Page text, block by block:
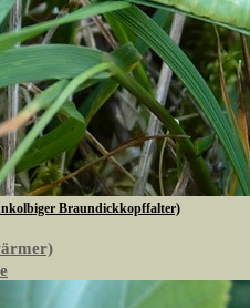
Braundickkopffalter)